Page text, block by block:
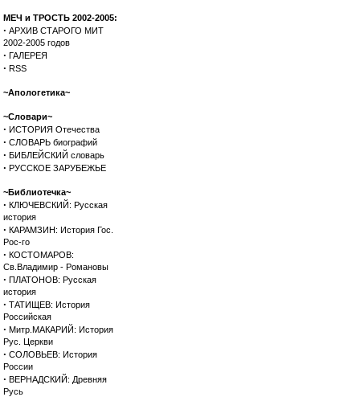
МЕЧ и ТРОСТЬ 2002-2005:
· АРХИВ СТАРОГО МИТ
2002-2005 годов
· ГАЛЕРЕЯ
· RSS
~Апологетика~
~Словари~
· ИСТОРИЯ Отечества
· СЛОВАРЬ биографий
· БИБЛЕЙСКИЙ словарь
· РУССКОЕ ЗАРУБЕЖЬЕ
~Библиотечка~
· КЛЮЧЕВСКИЙ: Русская
история
· КАРАМЗИН: История Гос.
Рос-го
· КОСТОМАРОВ:
Св.Владимир - Романовы
· ПЛАТОНОВ: Русская
история
· ТАТИЩЕВ: История
Российская
· Митр.МАКАРИЙ: История
Рус. Церкви
· СОЛОВЬЕВ: История
России
· ВЕРНАДСКИЙ: Древняя
Русь